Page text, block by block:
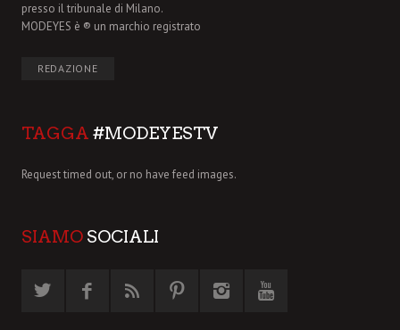
presso il tribunale di Milano.
MODEYES è ® un marchio registrato
REDAZIONE
TAGGA #MODEYESTV
Request timed out, or no have feed images.
SIAMO SOCIALI